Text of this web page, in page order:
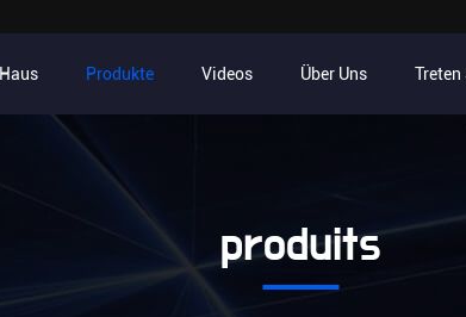
Haus Produkte Videos Über Uns Treten
produits